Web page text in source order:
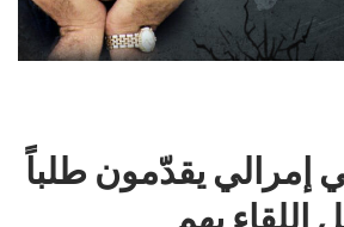
إمرالي يقدّمون طلباً
اللقاء بهم